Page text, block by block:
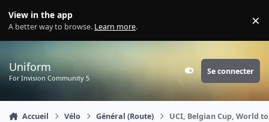
View in the app
A better way to browse. Learn more. ×
Uniform
For Invision Community 5 Customizer
Se connecter
Accueil Vélo Général (Route) UCI, Belgian Cup, World